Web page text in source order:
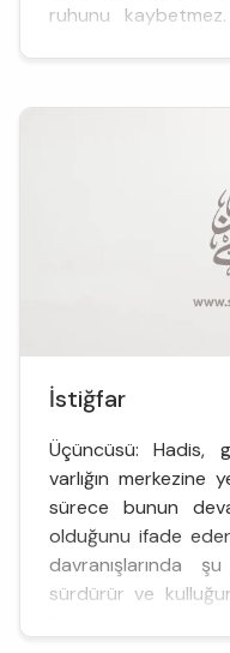
ruhunu
İstiğfar
Üçüncüsü: Hadis,
varlığın
sürece bunun
olduğunu ifade
davranışlarında
sürdürür ve